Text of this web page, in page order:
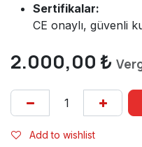
Sertifikalar:
CE onaylı, güvenli
2.000,00 ₺
Add to wishlist